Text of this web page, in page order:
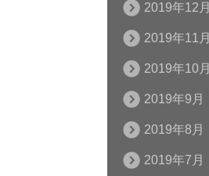
2019年12月
2019年11月
2019年10月
2019年9月
2019年8月
2019年7月